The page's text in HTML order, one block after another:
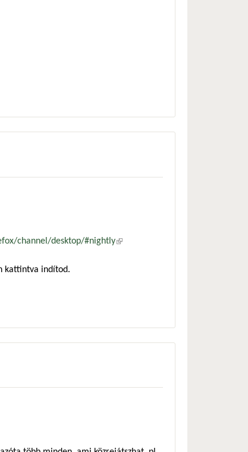
channel/desktop/#nightly(külső
kattintva indítod.